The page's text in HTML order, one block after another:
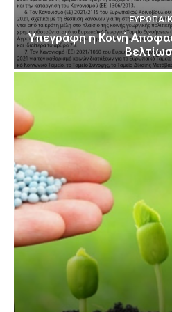
Υπεγράφη η Κοινή